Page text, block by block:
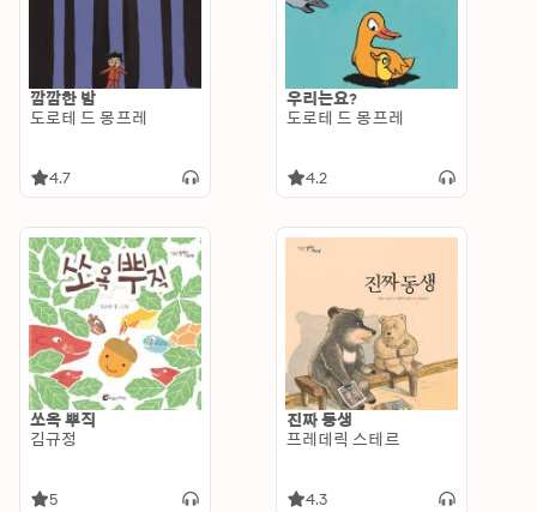
깜깜한 밤
도로테 드 몽프레
4.7
우리는요?
도로테 드 몽프레
4.2
쏘옥 뿌직
김규정
5
진짜 동생
프레데릭 스테르
4.3